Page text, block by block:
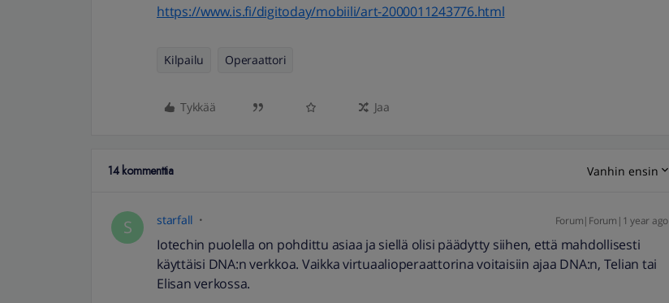
https://www.is.fi/digitoday/mobiili/art-2000011243776.html
Kilpailu Operaattori
Tykkää Jaa
14 kommenttia Vanhin ensin
S starfall Forum|Forum|1 year ago
Iotechin puolella on pohdittu asiaa ja siellä olisi päädytty siihen, että mahdollisesti
käyttäisi DNA:n verkkoa. Vaikka virtuaalioperaattorina voitaisiin ajaa DNA:n, Telian tai
Elisan verkossa.